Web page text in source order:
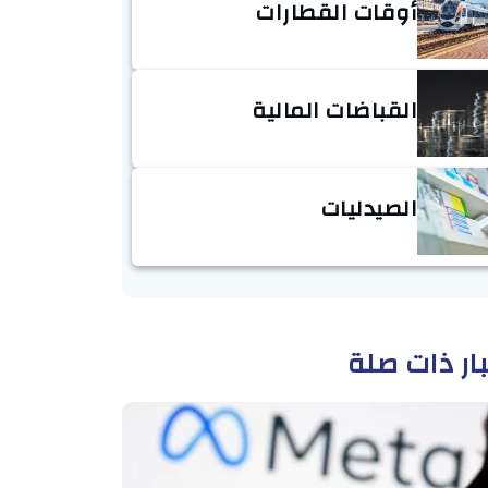
أوقات القطارات
القباضات المالية
الصيدليات
ذات صلة